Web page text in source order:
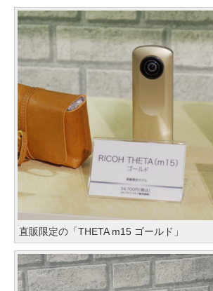
直販限定の「THETA m15 ゴールド」